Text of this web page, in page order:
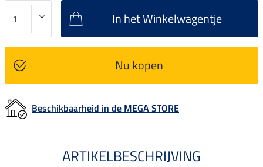
In het Winkelwagentje
Nu kopen
Beschikbaarheid in de MEGA STORE
ARTIKELBESCHRIJVING